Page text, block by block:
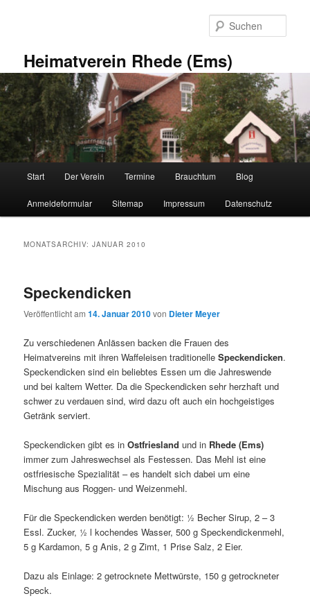
Heimatverein Rhede (Ems)
Start Der Verein Termine Brauchtum Blog
Anmeldeformular Sitemap Impressum Datenschutz
MONATSARCHIV:JANUAR 2010
Speckendicken
Veröffentlicht am14. Januar 2010von Dieter Meyer
Zu verschiedenen Anlässen backen die Frauen des
Heimatvereins mit ihren Waffeleisen traditionelleSpeckendicken.
Speckendicken sind ein beliebtes Essen um die Jahreswende
und bei kaltem Wetter. Da die Speckendicken sehr herzhaft und
schwer zu verdauen sind, wird dazu oft auch ein hochgeistiges
Getränk serviert.
Speckendicken gibt es inOstfriesland und in Rhede (Ems)
immer zum Jahreswechsel als Festessen. Das Mehl ist eine
ostfriesische Spezialität – es handelt sich dabei um eine
Mischung aus Roggen- und Weizenmehl.
Für die Speckendicken werden benötigt: ½ Becher Sirup, 2 – 3
Essl. Zucker, ½ l kochendes Wasser, 500 g Speckendickenmehl,
5 g Kardamon, 5 g Anis, 2 g Zimt, 1 Prise Salz, 2 Eier.
Dazu als Einlage: 2 getrocknete Mettwürste, 150 g getrockneter
Speck.